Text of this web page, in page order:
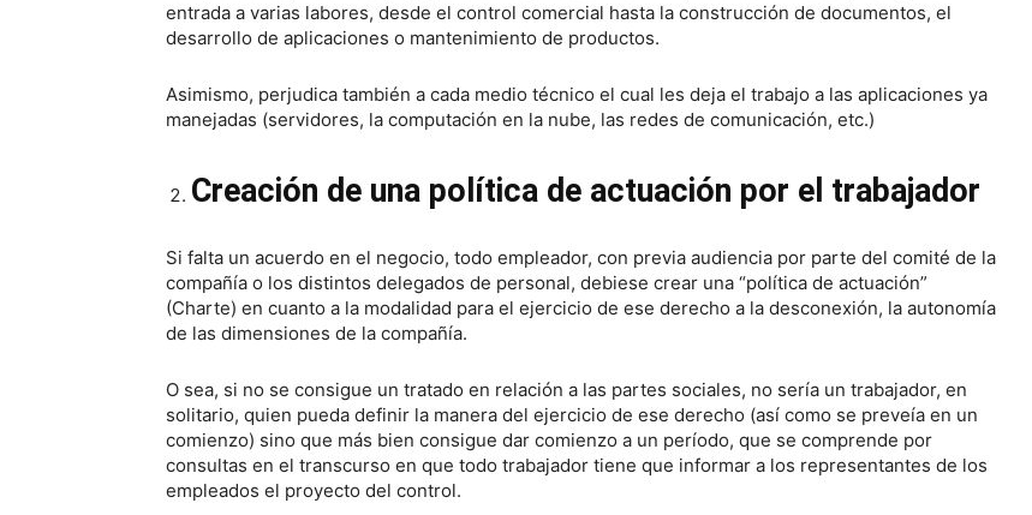
entrada a varias labores, desde el control comercial hasta la construcción de documentos, el
desarrollo de aplicaciones o mantenimiento de productos.
Asimismo, perjudica también a cada medio técnico el cual les deja el trabajo a las aplicaciones ya
manejadas (servidores, la computación en la nube, las redes de comunicación, etc.)
Creación de una política de actuación por el trabajador
Si falta un acuerdo en el negocio, todo empleador, con previa audiencia por parte del comité de la
compañía o los distintos delegados de personal, debiese crear una “política de actuación”
(Charte) en cuanto a la modalidad para el ejercicio de ese derecho a la desconexión, la autonomía
de las dimensiones de la compañía.
O sea, si no se consigue un tratado en relación a las partes sociales, no sería un trabajador, en
solitario, quien pueda definir la manera del ejercicio de ese derecho (así como se preveía en un
comienzo) sino que más bien consigue dar comienzo a un período, que se comprende por
consultas en el transcurso en que todo trabajador tiene que informar a los representantes de los
empleados el proyecto del control.